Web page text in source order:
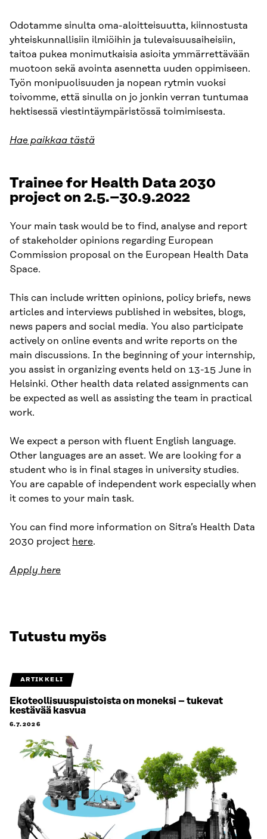
Odotamme sinulta oma-aloitteisuutta, kiinnostusta
yhteiskunnallisiin ilmiöihin ja tulevaisuusaiheisiin,
taitoa pukea monimutkaisia asioita ymmärrettävään
muotoon sekä avointa asennetta uuden oppimiseen.
Työn monipuolisuuden ja nopean rytmin vuoksi
toivomme, että sinulla on jo jonkin verran tuntumaa
hektisessä viestintäympäristössä toimimisesta.
Hae paikkaa tästä
Trainee for Health Data 2030
project on 2.5.–30.9.2022
Your main task would be to find, analyse and report
of stakeholder opinions regarding European
Commission proposal on the European Health Data
Space.
This can include written opinions, policy briefs, news
articles and interviews published in websites, blogs,
news papers and social media. You also participate
actively on online events and write reports on the
main discussions. In the beginning of your internship,
you assist in organizing events held on 13-15 June in
Helsinki. Other health data related assignments can
be expected as well as assisting the team in practical
work.
We expect a person with fluent English language.
Other languages are an asset. We are looking for a
student who is in final stages in university studies.
You are capable of independent work especially when
it comes to your main task.
You can find more information on Sitra’s Health Data
2030 project here.
Apply here
Tutustu myös
ARTIKKELI
Ekoteollisuuspuistoista on moneksi – tukevat
kestävää kasvua
6.7.2026